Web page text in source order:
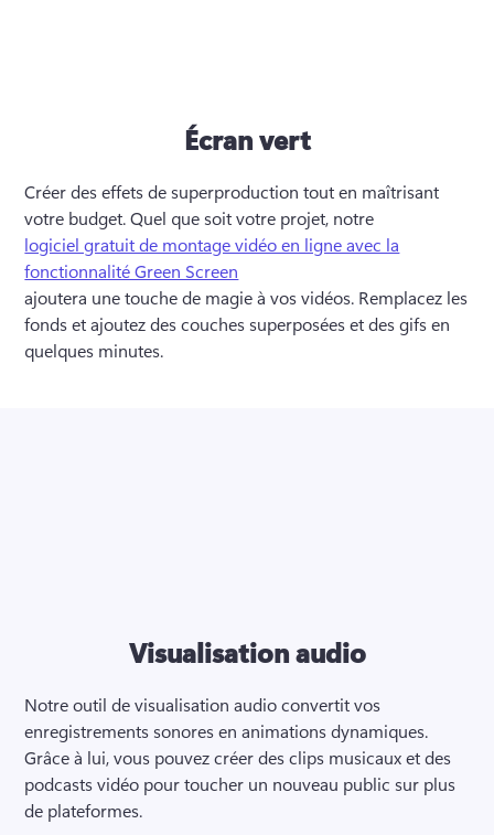
Écran vert
Créer des effets de superproduction tout en maîtrisant
votre budget. Quel que soit votre projet, notre
logiciel gratuit de montage vidéo en ligne avec la
fonctionnalité Green Screen
ajoutera une touche de magie à vos vidéos. Remplacez les
fonds et ajoutez des couches superposées et des gifs en
quelques minutes.
Visualisation audio
Notre outil de visualisation audio convertit vos
enregistrements sonores en animations dynamiques.
Grâce à lui, vous pouvez créer des clips musicaux et des
podcasts vidéo pour toucher un nouveau public sur plus
de plateformes.